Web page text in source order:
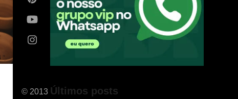
Últimos posts
Pinterest
YouTube
Instagram
© 2013